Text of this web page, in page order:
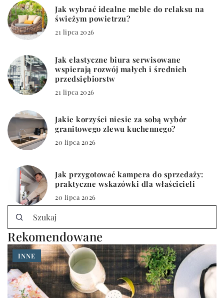
Jak wybrać idealne meble do relaksu na
świeżym powietrzu?
21 lipca 2026
Jak elastyczne biura serwisowane
wspierają rozwój małych i średnich
przedsiębiorstw
21 lipca 2026
Jakie korzyści niesie za sobą wybór
granitowego zlewu kuchennego?
20 lipca 2026
Jak przygotować kampera do sprzedaży:
praktyczne wskazówki dla właścicieli
20 lipca 2026
Rekomendowane
INNE